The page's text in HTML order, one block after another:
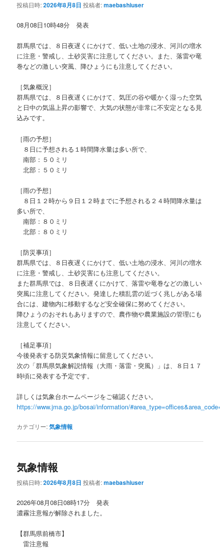
投稿日時:2026年8月8日 投稿者:maebashiuser
08月08日10時48分 発表
群馬県では、８日夜遅くにかけて、低い土地の浸水、河川の増水
に注意・警戒し、土砂災害に注意してください。また、落雷や竜
巻などの激しい突風、降ひょうにも注意してください。
［気象概況］
群馬県では、８日夜遅くにかけて、気圧の谷や暖かく湿った空気
と日中の気温上昇の影響で、大気の状態が非常に不安定となる見
込みです。
［雨の予想］
８日に予想される１時間降水量は多い所で、
南部：５０ミリ
北部：５０ミリ
［雨の予想］
８日１２時から９日１２時までに予想される２４時間降水量は
多い所で、
南部：８０ミリ
北部：８０ミリ
［防災事項］
群馬県では、８日夜遅くにかけて、低い土地の浸水、河川の増水
に注意・警戒し、土砂災害にも注意してください。
また群馬県では、８日夜遅くにかけて、落雷や竜巻などの激しい
突風に注意してください。発達した積乱雲の近づく兆しがある場
合には、建物内に移動するなど安全確保に努めてください。
降ひょうのおそれもありますので、農作物や農業施設の管理にも
注意してください。
［補足事項］
今後発表する防災気象情報に留意してください。
次の「群馬県気象解説情報（大雨・落雷・突風）」は、８日１７
時頃に発表する予定です。
詳しくは気象台ホームページをご確認ください。
https://www.jma.go.jp/bosai/information/
カテゴリー:気象情報
気象情報
投稿日時:2026年8月8日 投稿者:maebashiuser
2026年08月08日08時17分 発表
濃霧注意報が解除されました。
【群馬県前橋市】
雷注意報